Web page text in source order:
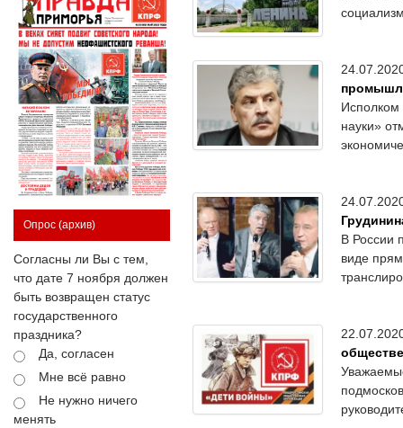
Опрос (архив)
Согласны ли Вы с тем,
что дате 7 ноября должен
быть возвращен статус
государственного
праздника?
Да, согласен
Мне всё равно
Не нужно ничего
менять
Исполком
науки»
В России
виде